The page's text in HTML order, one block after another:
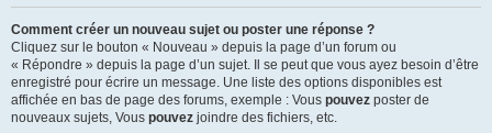
Comment créer un nouveau sujet ou poster une réponse ?
Cliquez sur le bouton « Nouveau » depuis la page d’un forum ou
« Répondre » depuis la page d’un sujet. Il se peut que vous ayez besoin d’être
enregistré pour écrire un message. Une liste des options disponibles est
affichée en bas de page des forums, exemple : Vous pouvez poster de
nouveaux sujets, Vous pouvez joindre des fichiers, etc.